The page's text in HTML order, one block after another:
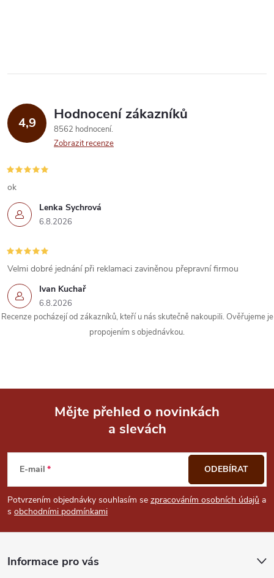
l
d
a
c
í
p
r
v
k
y
p
4,9 Hodnocení zákazníků
8562 hodnocení
Zobrazit recenze
Lenka Sychrová
6.8.2026
ok
Ivan Kuchař
6.8.2026
Velmi dobré jednání při reklamaci zaviněnou přepravní firmou
Recenze pocházejí od zákazníků, kteří u nás skutečně nakoupili. Ověřujeme je
propojením s objednávkou.
p
a
Mějte přehled o novinkách
a slevách
E-mail
Potvrzením objednávky souhlasím se zpracováním osobních údajů a
s obchodními podmínkami
ODEBÍRAT
Informace pro vás